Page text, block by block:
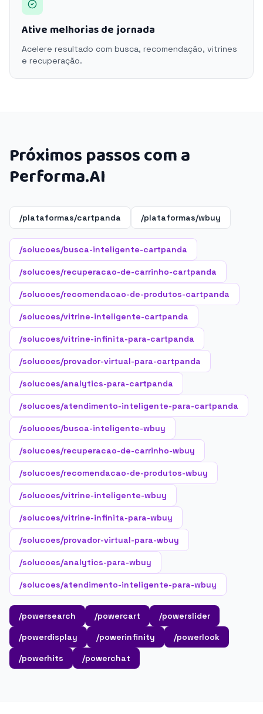
Ative melhorias de jornada
Acelere resultado com busca, recomendação, vitrines
e recuperação.
Próximos passos com a
Performa.AI
/plataformas/cartpanda /plataformas/wbuy
/solucoes/busca-inteligente-cartpanda
/solucoes/recuperacao-de-carrinho-cartpanda
/solucoes/recomendacao-de-produtos-cartpanda
/solucoes/vitrine-inteligente-cartpanda
/solucoes/vitrine-infinita-para-cartpanda
/solucoes/provador-virtual-para-cartpanda
/solucoes/analytics-para-cartpanda
/solucoes/atendimento-inteligente-para-cartpanda
/solucoes/busca-inteligente-wbuy
/solucoes/recuperacao-de-carrinho-wbuy
/solucoes/recomendacao-de-produtos-wbuy
/solucoes/vitrine-inteligente-wbuy
/solucoes/vitrine-infinita-para-wbuy
/solucoes/provador-virtual-para-wbuy
/solucoes/analytics-para-wbuy
/solucoes/atendimento-inteligente-para-wbuy
/powersearch /powercart
/powerslider
/powerdisplay
/powerinfinity
/powerlook
/powerhits
/powerchat